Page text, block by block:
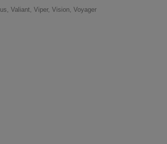
Valiant, Viper, Vision, Voyager